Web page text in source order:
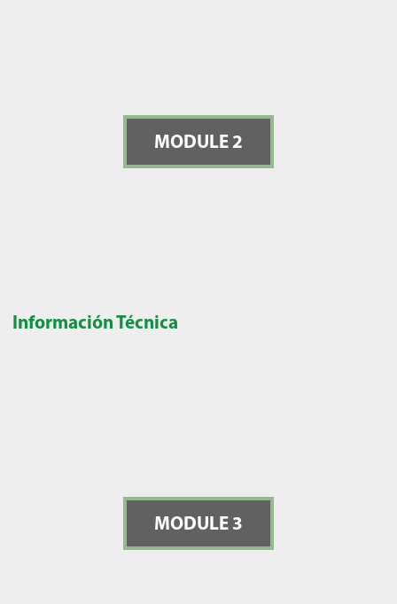
MODULE 2
Información Técnica
MODULE 3